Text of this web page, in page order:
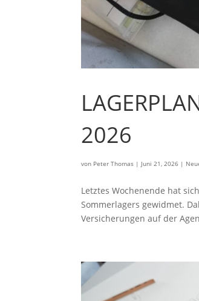
2026
von Peter Thomas | Juni 21, 2026 |
Letztes Wochenende hat
Sommerlagers gewidmet.
Versicherungen auf der